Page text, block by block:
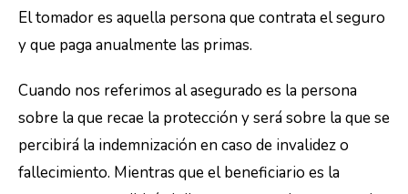
El tomador es aquella persona que contrata el seguro
y que paga anualmente las primas.
Cuando nos referimos al asegurado es la persona
sobre la que recae la protección y será sobre la que se
percibirá la indemnización en caso de invalidez o
fallecimiento. Mientras que el beneficiario es la